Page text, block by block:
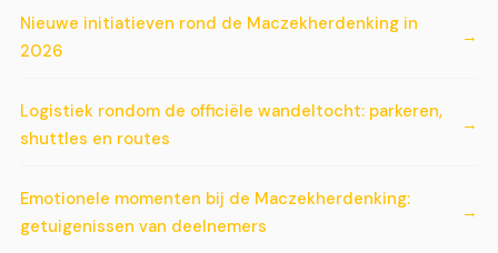
Nieuwe initiatieven rond de Maczekherdenking in
2026
Logistiek rondom de officiële wandeltocht: parkeren,
shuttles en routes
Emotionele momenten bij de Maczekherdenking:
getuigenissen van deelnemers